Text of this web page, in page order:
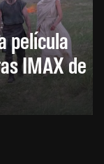
película
IMAX de